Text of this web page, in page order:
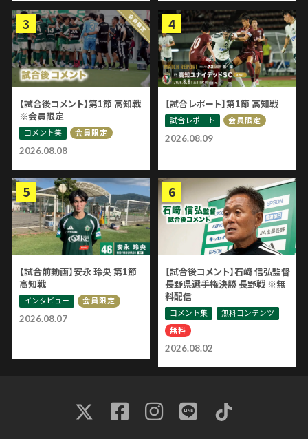
2026.08.08
【試合後コメント】第1節 高知戦
※会員限定
コメント集 会員限定
2026.08.09
【試合レポート】第1節 高知戦
試合レポート 会員限定
2026.08.07
【試合前動画】安永 玲央 第1節
高知戦
インタビュー 会員限定
2026.08.02
【試合後コメント】石﨑 信弘監督
長野県選手権決勝 長野戦 ※無
料配信
コメント集
無料コンテンツ
無料